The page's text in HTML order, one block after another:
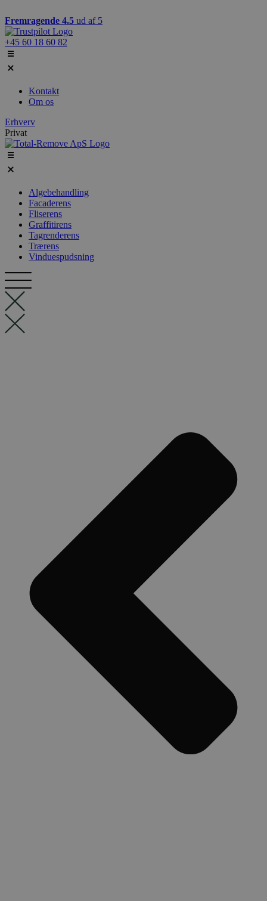
til
indhold
Fremragende 4.5 ud af 5
+45 60 18 60 82
Kontakt
Om os
Erhverv
Privat
Algebehandling
Facaderens
Fliserens
Graffitirens
Tagrenderens
Trærens
Vinduespudsning